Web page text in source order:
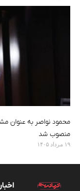
محمود نواصر به عنوان
منصوب شد
۱۹ مرداد ۱۴۰۵